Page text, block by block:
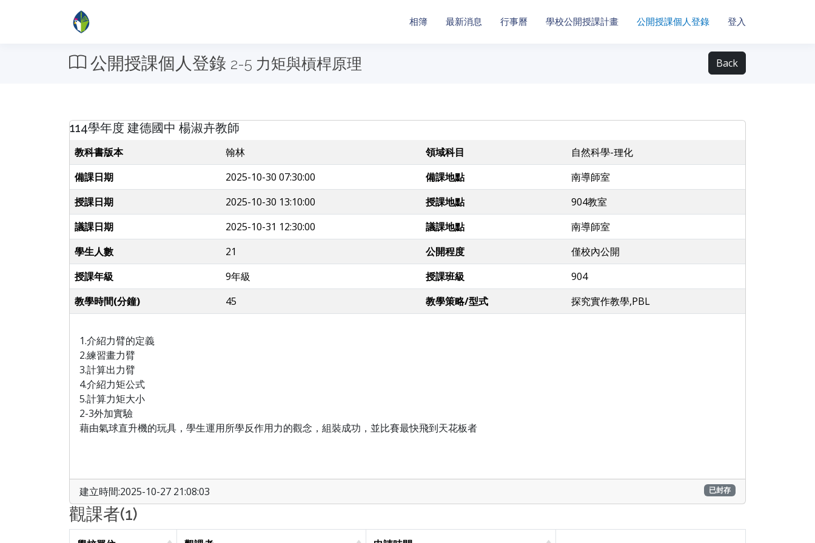
相簿 最新消息 行事曆 學校公開授課計畫 公開授課個人登錄 登入
公開授課個人登錄 2-5 力矩與槓桿原理 Back
114學年度 建德國中 楊淑卉教師
教科書版本 翰林 領域科目
自然科學-理化
備課日期
2025-10-30 07:30:00 備課地點
南導師室
授課日期
2025-10-30 13:10:00 授課地點
904教室
議課日期
2025-10-31 12:30:00 議課地點
南導師室
學生人數
21 公開程度
僅校內公開
授課年級
9年級 授課班級
904
教學時間(分鐘)
45 教學策略/型式 探究實作教學,PBL
1.介紹力臂的定義
2.練習畫力臂
3.計算出力臂
4.介紹力矩公式
5.計算力矩大小
2-3外加實驗
藉由氣球直升機的玩具，學生運用所學反作用力的觀念，組裝成功，並比賽最快飛到天花板者
建立時間:2025-10-27 21:08:03 已封存
觀課者(1)